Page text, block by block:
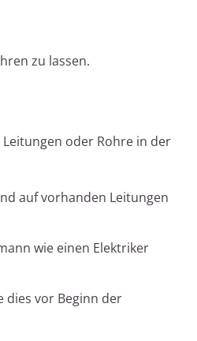
zu lassen.
oder Rohre in der
auf vorhanden Leitungen
wie einen Elektriker
dies vor Beginn der